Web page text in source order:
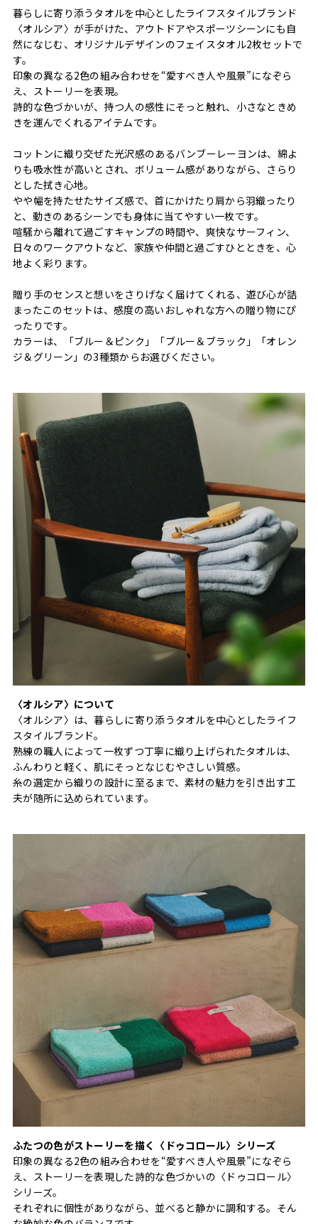
暮らしに寄り添うタオルを中心としたライフスタイルブランド
〈オルシア〉が手がけた、アウトドアやスポーツシーンにも自
然になじむ、オリジナルデザインのフェイスタオル2枚セットで
す。
印象の異なる2色の組み合わせを“愛すべき人や風景”になぞら
え、ストーリーを表現。
詩的な色づかいが、持つ人の感性にそっと触れ、小さなときめ
きを運んでくれるアイテムです。
コットンに織り交ぜた光沢感のあるバンブーレーヨンは、綿よ
りも吸水性が高いとされ、ボリューム感がありながら、さらり
とした拭き心地。
やや幅を持たせたサイズ感で、首にかけたり肩から羽織ったり
と、動きのあるシーンでも身体に当てやすい一枚です。
喧騒から離れて過ごすキャンプの時間や、爽快なサーフィン、
日々のワークアウトなど、家族や仲間と過ごすひとときを、心
地よく彩ります。
贈り手のセンスと想いをさりげなく届けてくれる、遊び心が詰
まったこのセットは、感度の高いおしゃれな方への贈り物にぴ
ったりです。
カラーは、「ブルー＆ピンク」「ブルー＆ブラック」「オレン
ジ＆グリーン」の3種類からお選びください。
〈オルシア〉について
〈オルシア〉は、暮らしに寄り添うタオルを中心としたライフ
スタイルブランド。
熟練の職人によって一枚ずつ丁寧に織り上げられたタオルは、
ふんわりと軽く、肌にそっとなじむやさしい質感。
糸の選定から織りの設計に至るまで、素材の魅力を引き出す工
夫が随所に込められています。
ふたつの色がストーリーを描く〈ドゥコロール〉シリーズ
印象の異なる2色の組み合わせを“愛すべき人や風景”になぞら
え、ストーリーを表現した詩的な色づかいの〈ドゥコロール〉
シリーズ。
それぞれに個性がありながら、並べると静かに調和する。そん